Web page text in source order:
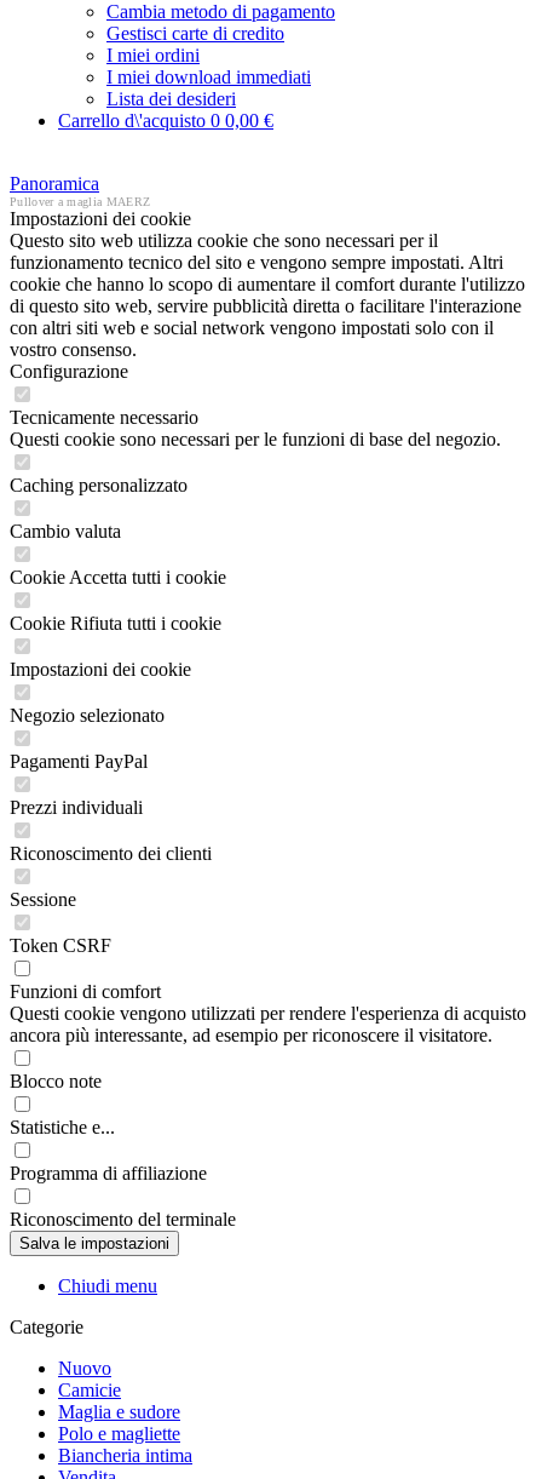
Cambia metodo di pagamento
Gestisci carte di credito
I miei ordini
I miei download immediati
Lista dei desideri
Carrello d\'acquisto 0 0,00 €
Panoramica
Pullover a maglia MAERZ
Impostazioni dei cookie
Questo sito web utilizza cookie che sono necessari per il
funzionamento tecnico del sito e vengono sempre impostati. Altri
cookie che hanno lo scopo di aumentare il comfort durante l'utilizzo
di questo sito web, servire pubblicità diretta o facilitare l'interazione
con altri siti web e social network vengono impostati solo con il
vostro consenso.
Configurazione
Tecnicamente necessario
Questi cookie sono necessari per le funzioni di base del negozio.
Caching personalizzato
Cambio valuta
Cookie Accetta tutti i cookie
Cookie Rifiuta tutti i cookie
Impostazioni dei cookie
Negozio selezionato
Pagamenti PayPal
Prezzi individuali
Riconoscimento dei clienti
Sessione
Token CSRF
Funzioni di comfort
Questi cookie vengono utilizzati per rendere l'esperienza di acquisto
ancora più interessante, ad esempio per riconoscere il visitatore.
Blocco note
Statistiche e...
Programma di affiliazione
Riconoscimento del terminale
Chiudi menu
Categorie
Nuovo
Camicie
Maglia e sudore
Polo e magliette
Biancheria intima